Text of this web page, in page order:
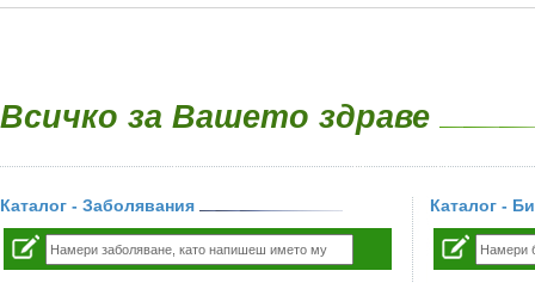
Всичко за Вашето здраве
Каталог - Заболявания Каталог -